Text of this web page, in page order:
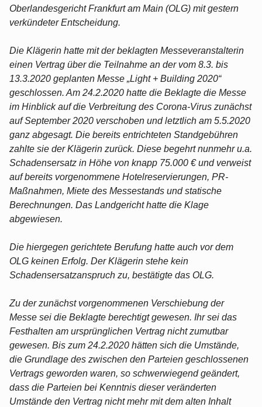
Oberlandesgericht Frankfurt am Main (OLG) mit gestern
verkündeter Entscheidung.
Die Klägerin hatte mit der beklagten Messeveranstalterin
einen Vertrag über die Teilnahme an der vom 8.3. bis
13.3.2020 geplanten Messe „Light + Building 2020“
geschlossen. Am 24.2.2020 hatte die Beklagte die Messe
im Hinblick auf die Verbreitung des Corona-Virus zunächst
auf September 2020 verschoben und letztlich am 5.5.2020
ganz abgesagt. Die bereits entrichteten Standgebühren
zahlte sie der Klägerin zurück. Diese begehrt nunmehr u.a.
Schadensersatz in Höhe von knapp 75.000 € und verweist
auf bereits vorgenommene Hotelreservierungen, PR-
Maßnahmen, Miete des Messestands und statische
Berechnungen. Das Landgericht hatte die Klage
abgewiesen.
Die hiergegen gerichtete Berufung hatte auch vor dem
OLG keinen Erfolg. Der Klägerin stehe kein
Schadensersatzanspruch zu, bestätigte das OLG.
Zu der zunächst vorgenommenen Verschiebung der
Messe sei die Beklagte berechtigt gewesen. Ihr sei das
Festhalten am ursprünglichen Vertrag nicht zumutbar
gewesen. Bis zum 24.2.2020 hätten sich die Umstände,
die Grundlage des zwischen den Parteien geschlossenen
Vertrags geworden waren, so schwerwiegend geändert,
dass die Parteien bei Kenntnis dieser veränderten
Umstände den Vertrag nicht mehr mit dem alten Inhalt